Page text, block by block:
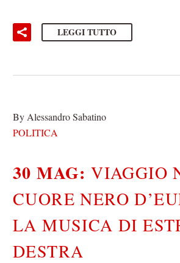
LEGGI TUTTO
By Alessandro Sabatino
POLITICA
30 MAG:VIAGGIO
CUORE NERO
LA MUSICA DI
DESTRA